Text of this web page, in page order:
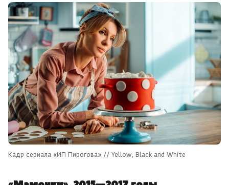
Кадр сериала «ИП Пирогова» // Yellow, Black and White